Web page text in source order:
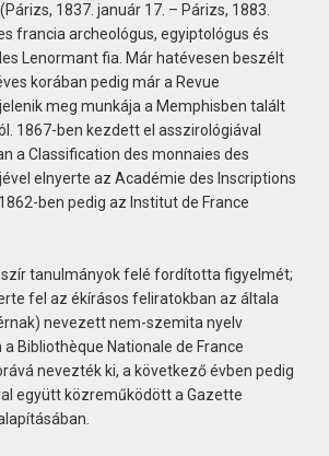
1837. január 17. – Párizs, 1883.
francia archeológus, egyiptológus és
Lenormant fia. Már hatévesen beszélt
korában pedig már a Revue
meg munkája a Memphisben talált
1867-ben kezdett el asszirológiával
a Classification des monnaies des
elnyerte az Académie des Inscriptions
ben pedig az Institut de France
tanulmányok felé fordította figyelmét;
fel az ékírásos feliratokban az általa
nevezett nem-szemita nyelv
Bibliothèque Nationale de France
nevezték ki, a következő évben pedig
együtt közreműködött a Gazette